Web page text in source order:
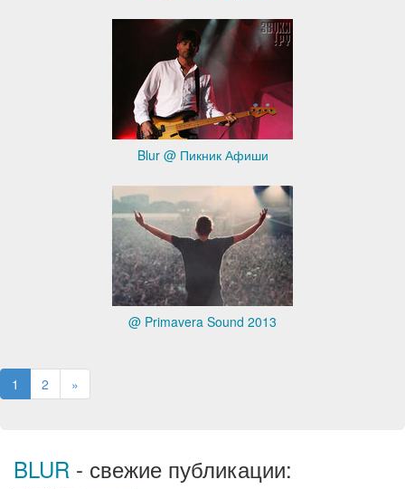
Blur @ Пикник Афиши
@ Primavera Sound 2013
1 2 »
BLUR - свежие публикации: